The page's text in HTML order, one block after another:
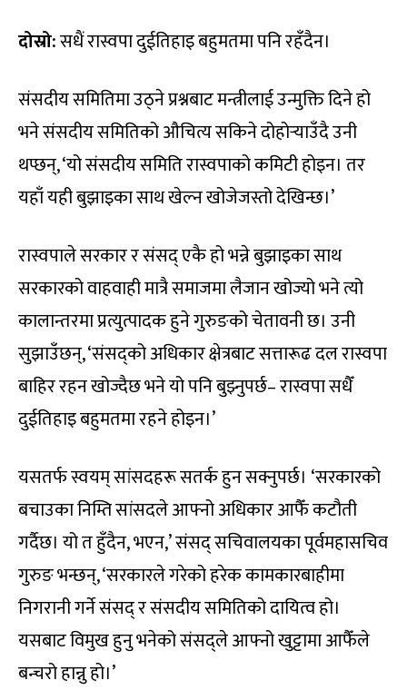
दोस्रो:सधैं रास्वपा दुईतिहाइ बहुमतमा पनि रहँदैन।
संसदीय समितिमा उठ्ने प्रश्नबाट मन्त्रीलाई उन्मुक्ति दिने हो
भने संसदीय समितिको औचित्य सकिने दोहोर्‍याउँदै उनी
थप्छन्, ‘यो संसदीय समिति रास्वपाको कमिटी होइन। तर
यहाँ यही बुझाइका साथ खेल्न खोजेजस्तो देखिन्छ।’
रास्वपाले सरकार र संसद् एकै हो भन्ने बुझाइका साथ
सरकारको वाहवाही मात्रै समाजमा लैजान खोज्यो भने त्यो
कालान्तरमा प्रत्युत्पादक हुने गुरुङको चेतावनी छ। उनी
सुझाउँछन्, ‘संसद्को अधिकार क्षेत्रबाट सत्तारूढ दल रास्वपा
बाहिर रहन खोज्दैछ भने यो पनि बुझ्नुपर्छ– रास्वपा सधैँ
दुईतिहाइ बहुमतमा रहने होइन।’
यसतर्फ स्वयम् सांसदहरू सतर्क हुन सक्नुपर्छ। ‘सरकारको
बचाउका निम्ति सांसदले आफ्नो अधिकार आफैँ कटौती
गर्दैछ। यो त हुँदैन, भएन,’ संसद् सचिवालयका पूर्वमहासचिव
गुरुङ भन्छन्, ‘सरकारले गरेको हरेक कामकारबाहीमा
निगरानी गर्ने संसद् र संसदीय समितिको दायित्व हो।
यसबाट विमुख हुनु भनेको संसद्ले आफ्नो खुट्टामा आफैँले
बन्चरो हान्नु हो।’